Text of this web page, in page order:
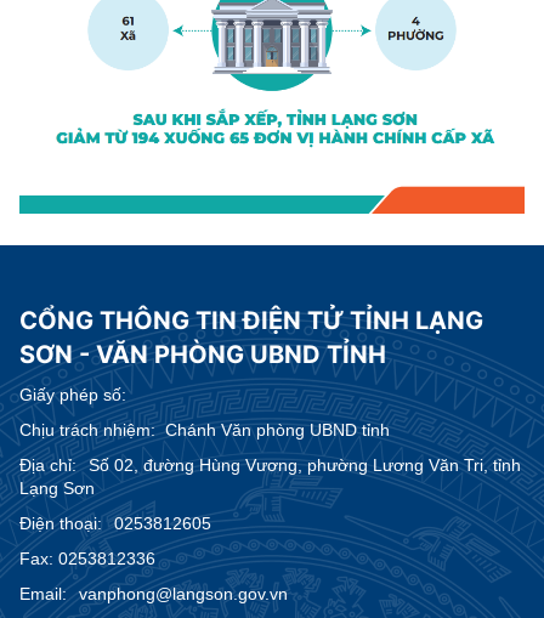
CỔNG THÔNG TIN ĐIỆN TỬ TỈNH LẠNG
SƠN - VĂN PHÒNG UBND TỈNH
Giấy phép số:
Chịu trách nhiệm:Chánh Văn phòng UBND tỉnh
Địa chỉ:
Số 02, đường Hùng Vương, phường Lương Văn Tri, tỉnh
Lạng Sơn
Điện thoại:
0253812605
Fax: 0253812336
Email:
vanphong@langson.gov.vn